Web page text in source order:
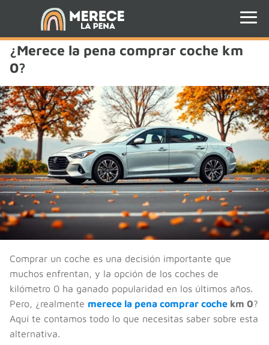
¿Merece la pena comprar coche km
0?
Comprar un coche es una decisión importante que
muchos enfrentan, y la opción de los coches de
kilómetro 0 ha ganado popularidad en los últimos años.
Pero, ¿realmente merece la pena comprar coche km 0?
Aquí te contamos todo lo que necesitas saber sobre esta
alternativa.